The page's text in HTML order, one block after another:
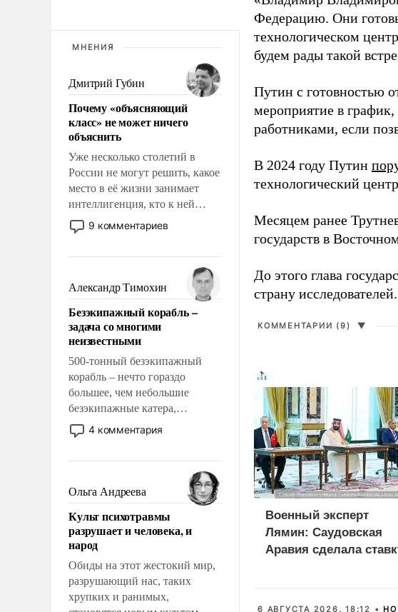
МНЕНИЯ
Дмитрий Губин
Почему «объясняющий
класс» не может ничего
объяснить
Уже несколько столетий в
России не могут решить, какое
место в её жизни занимает
интеллигенция, кто к ней
принадлежит, а кого из неё
исключили с правом
чем она отличается от просто
образованных людей. Иногда
казалось, что эти вопросы
решены раз и навсегда, но –
нет, не решены.
9 комментариев
Александр Тимохин
Безэкипажный корабль –
задача со многими
неизвестными
500-тонный безэкипажный
корабль – нечто гораздо
большее, чем небольшие
безэкипажные катера,
применение которых уже
стало обыденностью. Задача по
сложна и амбициозна. Однако
и ее реализация радикально
поднимет наши боевые
возможности.
4 комментария
Ольга Андреева
Культ психотравмы
разрушает и человека, и
народ
Обиды на этот жестокий мир,
разрушающий нас, таких
хрупких и ранимых,
Федерацию. Они
технологическом
будем рады такой
Путин с готовностью
мероприятие в
работниками, если
В 2024 году Путин
технологический
Месяцем ранее
государств в
До этого глава
страну исследователей.
КОММЕНТАРИИ (9) ▼
Военный эксперт
Лямин: Саудовская
Аравия сделала
6 АВГУСТА 2026, 18:12 •